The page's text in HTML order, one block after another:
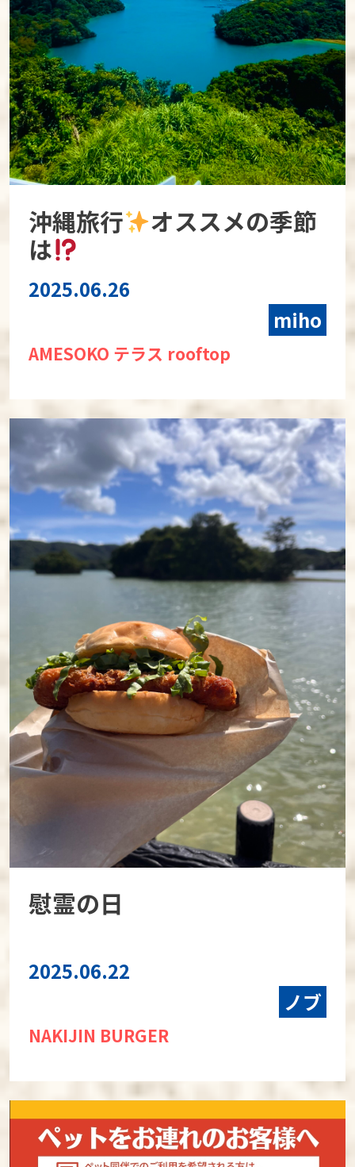
沖縄旅行 オススメの季節
は
2025.06.26
miho
AMESOKO テラス rooftop
慰霊の日
2025.06.22
ノブ
NAKIJIN BURGER